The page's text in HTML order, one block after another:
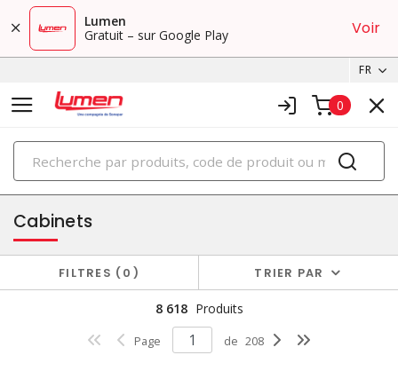
Lumen
Gratuit – sur Google Play
Voir
FR
0
PRODUITS
boîtiers et cabinets
Cabinets
FILTRES 0 TRIER PAR
8 618 Produits
Page de 208